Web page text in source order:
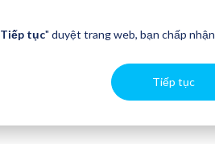
Tiếp tục" duyệt trang web, bạn chấp nhận
Tiếp tục